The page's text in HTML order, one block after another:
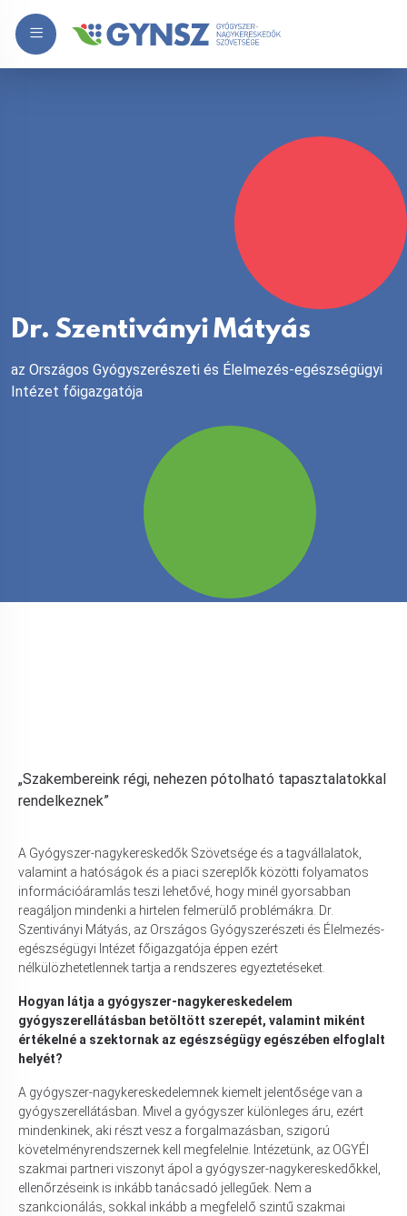
Dr. Szentiványi Mátyás
az Országos Gyógyszerészeti és Élelmezés-egészségügyi
Intézet főigazgatója
„Szakembereink régi, nehezen pótolható tapasztalatokkal
rendelkeznek”
A Gyógyszer-nagykereskedők Szövetsége és a tagvállalatok,
valamint a hatóságok és a piaci szereplők közötti folyamatos
információáramlás teszi lehetővé, hogy minél gyorsabban
reagáljon mindenki a hirtelen felmerülő problémákra. Dr.
Szentiványi Mátyás, az Országos Gyógyszerészeti és Élelmezés-
egészségügyi Intézet főigazgatója éppen ezért
nélkülözhetetlennek tartja a rendszeres egyeztetéseket.
Hogyan látja a gyógyszer-nagykereskedelem
gyógyszerellátásban betöltött szerepét, valamint miként
értékelné a szektornak az egészségügy egészében elfoglalt
helyét?
A gyógyszer-nagykereskedelemnek kiemelt jelentősége van a
gyógyszerellátásban. Mivel a gyógyszer különleges áru, ezért
mindenkinek, aki részt vesz a forgalmazásban, szigorú
követelményrendszernek kell megfelelnie. Intézetünk, az OGYÉI
szakmai partneri viszonyt ápol a gyógyszer-nagykereskedőkkel,
ellenőrzéseink is inkább tanácsadó jellegűek. Nem a
szankcionálás, sokkal inkább a megfelelő szintű szakmai